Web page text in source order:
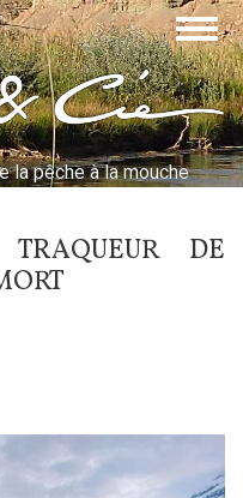
la pêche à la mouche
DE